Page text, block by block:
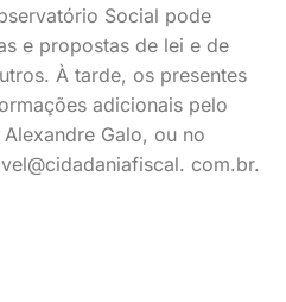
Social pode
e propostas de lei e de
À tarde, os presentes
adicionais pelo
Galo, ou no
com.br.